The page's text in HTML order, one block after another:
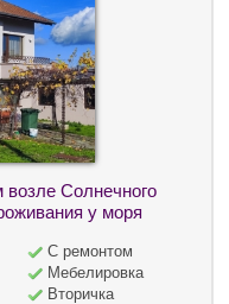
Солнечного
у моря
С ремонтом
Мебелировка
Вторичка